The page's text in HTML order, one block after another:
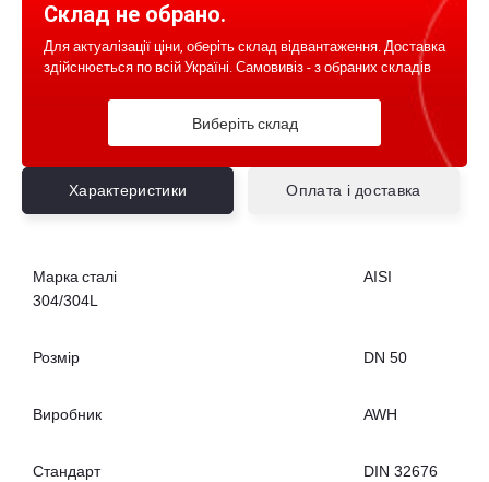
Склад не обрано.
Для актуалізації ціни, оберіть склад відвантаження. Доставка
здійснюється по всій Україні. Самовивіз - з обраних складів
Виберіть склад
Характеристики Оплата і доставка
Марка сталі
AISI
304/304L
Розмір DN 50
Виробник AWH
Стандарт DIN 32676